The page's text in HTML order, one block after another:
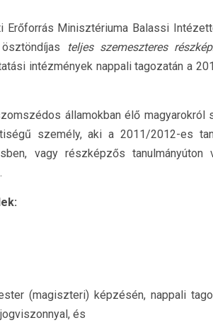
Erőforrás Minisztériuma Balassi
teljes szemeszteres
intézmények nappali tagozatán a
államokban élő magyarokról
személy, aki a 2011/2012-es
vagy részképzős
(magiszteri) képzésén, nappali
és